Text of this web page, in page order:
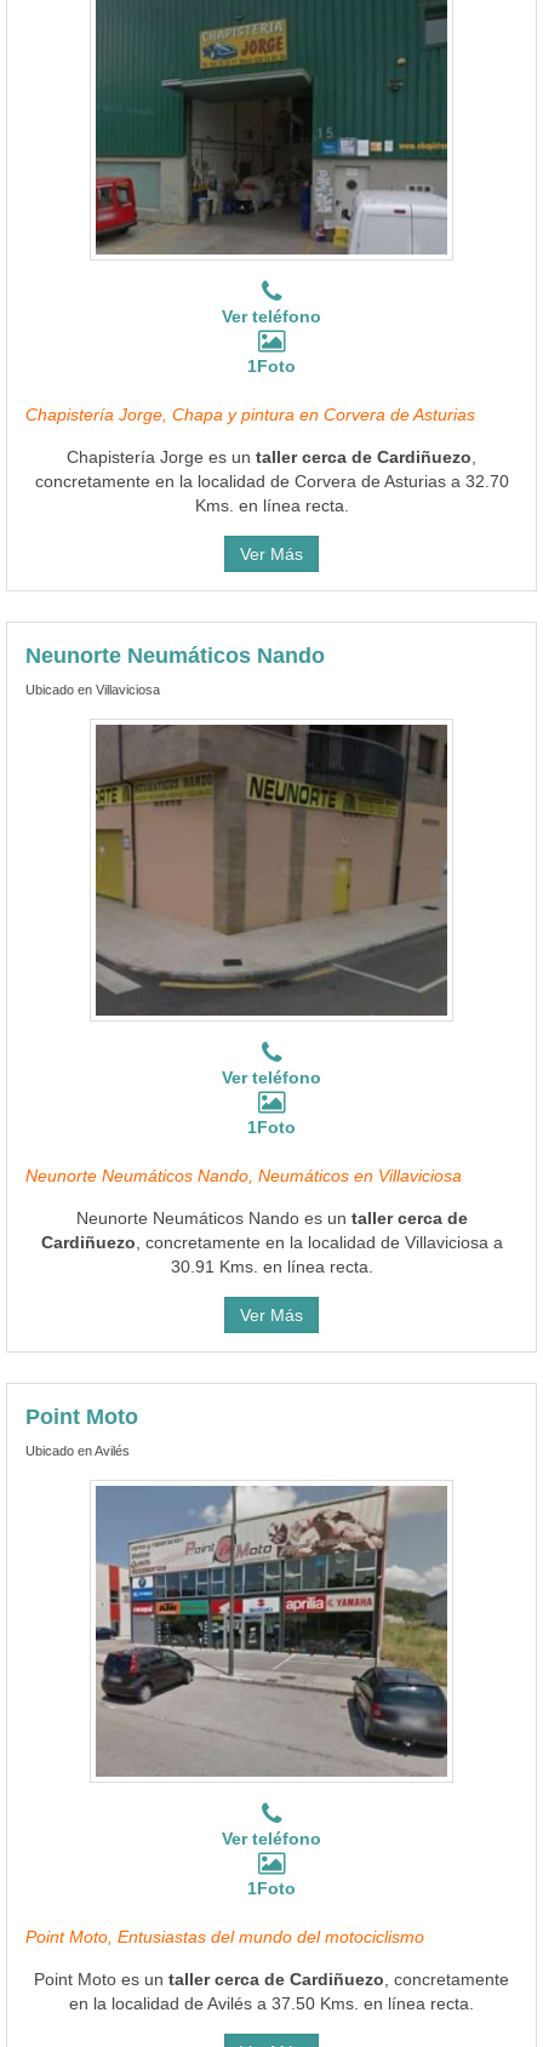
Ver teléfono
1Foto
Chapistería Jorge, Chapa y pintura en Corvera de Asturias
Chapistería Jorge es un taller cerca de Cardiñuezo
concretamente en la localidad de Corvera de Asturias a 32.70
Kms. en línea recta.
Ver Más
Neunorte Neumáticos Nando
Ubicado en Villaviciosa
Ver teléfono
1Foto
Neunorte Neumáticos Nando, Neumáticos en Villaviciosa
Neunorte Neumáticos Nando es un taller cerca de
Cardiñuezo , concretamente en la localidad de Villaviciosa a
30.91 Kms. en línea recta.
Ver Más
Point Moto
Ubicado en Avilés
Ver teléfono
1Foto
Point Moto, Entusiastas del mundo del motociclismo
Point Moto es un taller cerca de Cardiñuezo , concretamente
en la localidad de Avilés a 37.50 Kms. en línea recta.